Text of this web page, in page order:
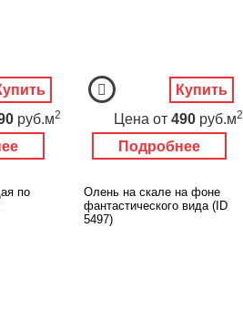
руб.м2
Подробнее
Цена от 490 руб.м2
Купить
по
Олень на скале на фоне
фантастического вида (ID
5497)